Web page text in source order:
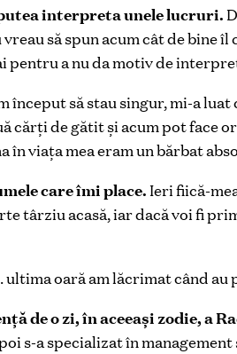
interpreta unele lucruri.
să spun acum cât de bine îl
pentru a nu da motiv de
început să stau singur, mi-a luat
cărţi de gătit şi acum pot face
în viaţa mea eram un bărbat
care îmi place.Ieri fiică-
târziu acasă, iar dacă voi fi
ultima oară am lăcrimat când au
de o zi, în aceeaşi zodie, a
s-a specializat în